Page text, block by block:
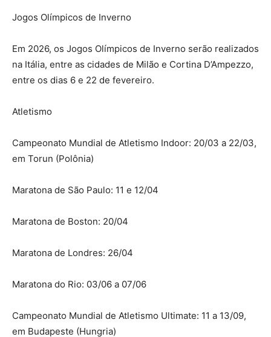
Jogos Olímpicos de Inverno
Em 2026, os Jogos Olímpicos de Inverno serão realizados
na Itália, entre as cidades de Milão e Cortina D’Ampezzo,
entre os dias 6 e 22 de fevereiro.
Atletismo
Campeonato Mundial de Atletismo Indoor: 20/03 a 22/03,
em Torun (Polônia)
Maratona de São Paulo: 11 e 12/04
Maratona de Boston: 20/04
Maratona de Londres: 26/04
Maratona do Rio: 03/06 a 07/06
Campeonato Mundial de Atletismo Ultimate: 11 a 13/09,
em Budapeste (Hungria)